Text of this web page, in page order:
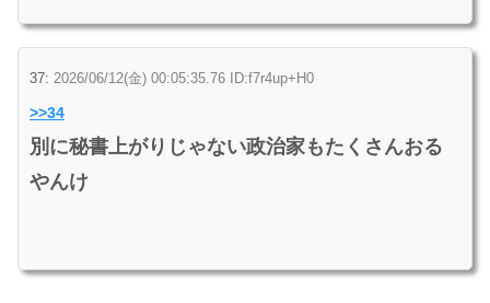
37: 2026/06/12(金) 00:05:35.76 ID:f7r4up+H0
>>34
別に秘書上がりじゃない政治家もたくさんおる
やんけ